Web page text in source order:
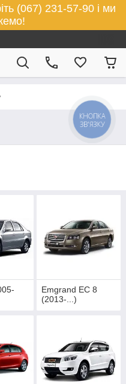
(067) 231-57-90 і ми
Emgrand EC 8
(2013-...)
КНОПКА
ЗВ'ЯЗКУ